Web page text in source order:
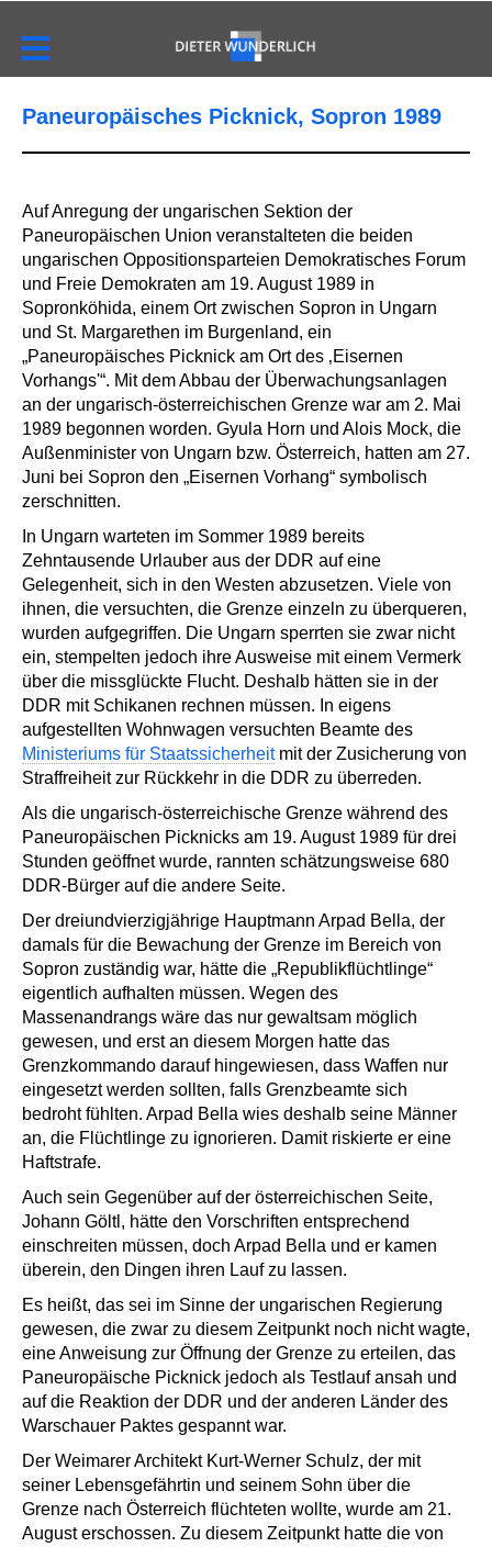
Paneuropäisches Picknick, Sopron 1989
Auf Anregung der ungarischen Sektion der
Paneuropäischen Union veranstalteten die beiden
ungarischen Oppositionsparteien Demokratisches Forum
und Freie Demokraten am 19. August 1989 in
Sopronköhida, einem Ort zwischen Sopron in Ungarn
und St. Margarethen im Burgenland, ein
„Paneuropäisches Picknick am Ort des ‚Eisernen
Vorhangs'“. Mit dem Abbau der Überwachungsanlagen
an der ungarisch-österreichischen Grenze war am 2. Mai
1989 begonnen worden. Gyula Horn und Alois Mock, die
Außenminister von Ungarn bzw. Österreich, hatten am 27.
Juni bei Sopron den „Eisernen Vorhang“ symbolisch
zerschnitten.
In Ungarn warteten im Sommer 1989 bereits
Zehntausende Urlauber aus der DDR auf eine
Gelegenheit, sich in den Westen abzusetzen. Viele von
ihnen, die versuchten, die Grenze einzeln zu überqueren,
wurden aufgegriffen. Die Ungarn sperrten sie zwar nicht
ein, stempelten jedoch ihre Ausweise mit einem Vermerk
über die missglückte Flucht. Deshalb hätten sie in der
DDR mit Schikanen rechnen müssen. In eigens
aufgestellten Wohnwagen versuchten Beamte des
Ministeriums für Staatssicherheitmit der Zusicherung von
Straffreiheit zur Rückkehr in die DDR zu überreden.
Als die ungarisch-österreichische Grenze während des
Paneuropäischen Picknicks am 19. August 1989 für drei
Stunden geöffnet wurde, rannten schätzungsweise 680
DDR-Bürger auf die andere Seite.
Der dreiundvierzigjährige Hauptmann Arpad Bella, der
damals für die Bewachung der Grenze im Bereich von
Sopron zuständig war, hätte die „Republikflüchtlinge“
eigentlich aufhalten müssen. Wegen des
Massenandrangs wäre das nur gewaltsam möglich
gewesen, und erst an diesem Morgen hatte das
Grenzkommando darauf hingewiesen, dass Waffen nur
eingesetzt werden sollten, falls Grenzbeamte sich
bedroht fühlten. Arpad Bella wies deshalb seine Männer
an, die Flüchtlinge zu ignorieren. Damit riskierte er eine
Haftstrafe.
Auch sein Gegenüber auf der österreichischen Seite,
Johann Göltl, hätte den Vorschriften entsprechend
einschreiten müssen, doch Arpad Bella und er kamen
überein, den Dingen ihren Lauf zu lassen.
Es heißt, das sei im Sinne der ungarischen Regierung
gewesen, die zwar zu diesem Zeitpunkt noch nicht wagte,
eine Anweisung zur Öffnung der Grenze zu erteilen, das
Paneuropäische Picknick jedoch als Testlauf ansah und
auf die Reaktion der DDR und der anderen Länder des
Warschauer Paktes gespannt war.
Der Weimarer Architekt Kurt-Werner Schulz, der mit
seiner Lebensgefährtin und seinem Sohn über die
Grenze nach Österreich flüchteten wollte, wurde am 21.
August erschossen. Zu diesem Zeitpunkt hatte die von